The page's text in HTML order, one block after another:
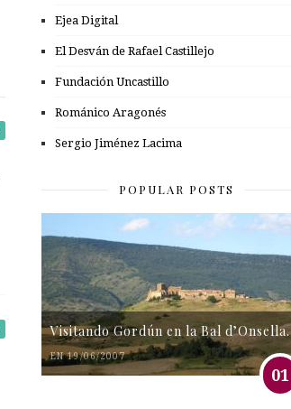
Ejea Digital
El Desván de Rafael Castillejo
Fundación Uncastillo
Románico Aragonés
Sergio Jiménez Lacima
POPULAR POSTS
Visitando Gordún en la Bal d’Onsella.
EN 19/06/2007
01